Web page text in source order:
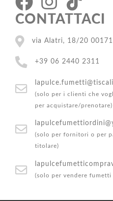
CONTATTACI
via Alatri, 18/20 00171
+39 06 2440 2311
(solo per i clienti che
per acquistare/prenotare)
(solo per fornitori o per
titolare)
(solo per vendere fumetti